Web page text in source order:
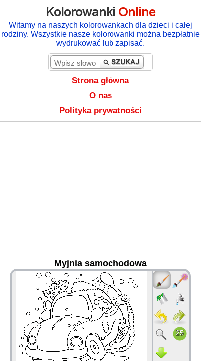
Kolorowanki Online
Witamy na naszych kolorowankach dla dzieci i całej
rodziny. Wszystkie nasze kolorowanki można bezpłatnie
wydrukować lub zapisać.
Strona główna
O nas
Polityka prywatności
Myjnia samochodowa